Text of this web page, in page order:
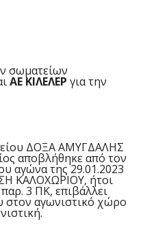
σωματείων
ΑΕ ΚΙΛΕΛΕΡ για την
ΔΟΞΑ ΑΜΥΓΔΑΛΗΣ
αποβλήθηκε από τον
αγώνα της 29.01.2023
ΚΑΛΟΧΩΡΙΟΥ, ήτοι
3 ΠΚ, επιβάλλει
στον αγωνιστικό χώρο